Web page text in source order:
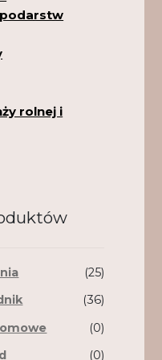
rolnej i
(25)
(36)
(0)
(0)